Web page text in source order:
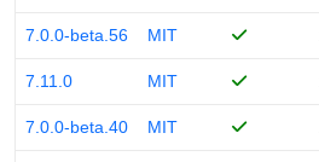
7.0.0-beta.56 MIT
7.11.0 MIT
7.0.0-beta.40 MIT